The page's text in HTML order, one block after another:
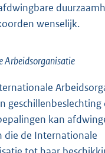
wenselijk.
Arbeidsorganisatie
kan
die de Internationale